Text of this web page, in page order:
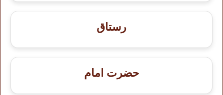
رستاق
حضرت امام